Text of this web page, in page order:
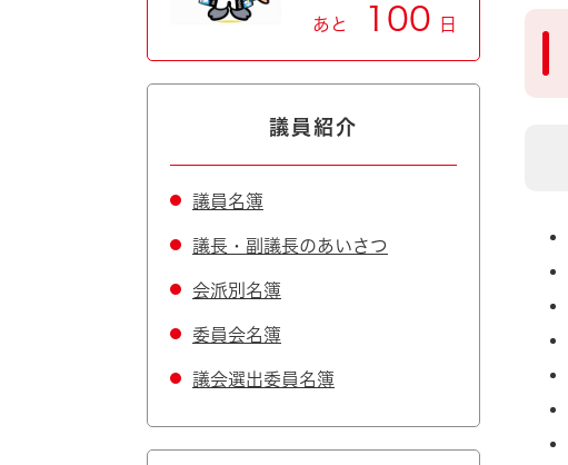
あと 100 日
議員紹介
議員名簿
議長・副議長のあいさつ
会派別名簿
委員会名簿
議会選出委員名簿